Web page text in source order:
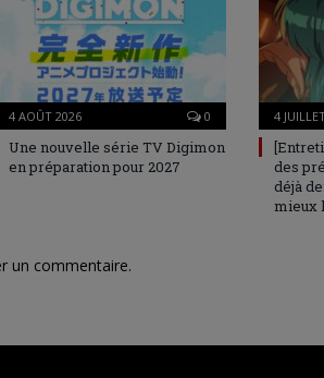
4 AOÛT 2026 0
Une nouvelle série TV Digimon
en préparation pour 2027
4
des
déjà
mieux
un commentaire.